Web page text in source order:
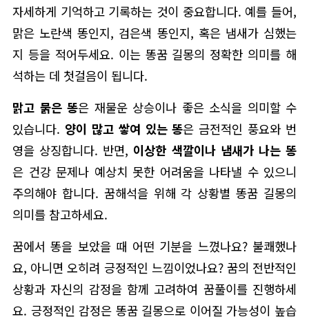
자세하게 기억하고 기록하는 것이 중요합니다. 예를 들어,
맑은 노란색 똥인지, 검은색 똥인지, 혹은 냄새가 심했는
지 등을 적어두세요. 이는 똥꿈 길몽의 정확한 의미를 해
석하는 데 첫걸음이 됩니다.
맑고 묽은 똥은 재물운 상승이나 좋은 소식을 의미할 수
있습니다. 양이 많고 쌓여 있는 똥은 금전적인 풍요와 번
영을 상징합니다. 반면, 이상한 색깔이나 냄새가 나는 똥
은 건강 문제나 예상치 못한 어려움을 나타낼 수 있으니
주의해야 합니다. 꿈해석을 위해 각 상황별 똥꿈 길몽의
의미를 참고하세요.
꿈에서 똥을 보았을 때 어떤 기분을 느꼈나요? 불쾌했나
요, 아니면 오히려 긍정적인 느낌이었나요? 꿈의 전반적인
상황과 자신의 감정을 함께 고려하여 꿈풀이를 진행하세
요. 긍정적인 감정은 똥꿈 길몽으로 이어질 가능성이 높습